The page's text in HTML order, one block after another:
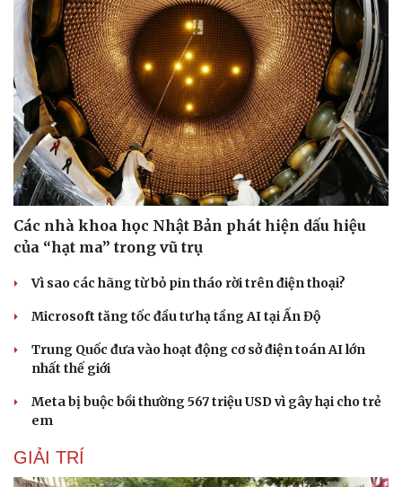
Văn hóa
Sân khấu - Điện ảnh
Văn học
Âm nhạc
Di sản
Giải trí
Nghệ sĩ
Thời trang
Sao Việt
Các nhà khoa học Nhật Bản phát hiện dấu hiệu
của “hạt ma” trong vũ trụ
Vì sao các hãng từ bỏ pin tháo rời trên điện thoại?
Microsoft tăng tốc đầu tư hạ tầng AI tại Ấn Độ
Trung Quốc đưa vào hoạt động cơ sở điện toán AI lớn
nhất thế giới
Meta bị buộc bồi thường 567 triệu USD vì gây hại cho trẻ
em
GIẢI TRÍ